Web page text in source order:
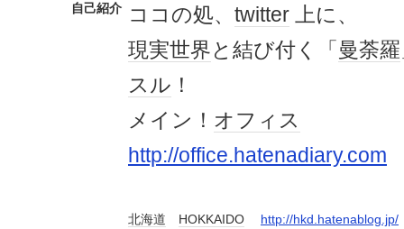
自己紹介 ココの処、 twitter 上に、
現実世界と結び付く「 曼荼羅
スル ！
メイン！ オフィス
http://office.hatenadiary.com
北海道 HOKKAIDO http://hkd.hatenablog.jp/